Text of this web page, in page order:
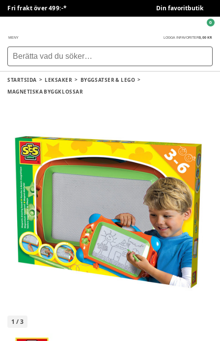
Fri frakt över 499:-* Din favoritbutik
MENY LOGGA IN FAVORITER0,00 KR
0
STARTSIDA LEKSAKER
BYGGSATSER & LEGO
MAGNETISKA BYGGKLOSSAR
1 /3